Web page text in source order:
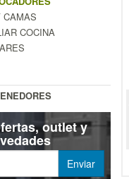
CAMAS
COCINA
outlet y